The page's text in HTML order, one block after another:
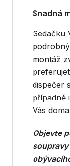
Snadná
Sedačku
montáž
dispečer
případně
Vás doma.
Objevte
soupravy